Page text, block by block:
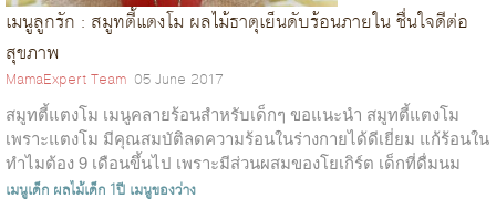
เมนูลูกรัก : สมูทตี้แตงโม ผลไม้ธาตุเย็นดับร้อนภายใน ชื่นใจดีต่อ
สุขภาพ
MamaExpert Team 05 June 2017
สมูทตี้แตงโม เมนูคลายร้อนสำหรับเด็กๆ ขอแนะนำ สมูทตี้แตงโม
เพราะแตงโม มีคุณสมบัติลดความร้อนในร่างกายได้ดีเยี่ยม แก้ร้อนใน
ทำไมต้อง 9 เดือนขึ้นไป เพราะมีส่วนผสมของโยเกิร์ต เด็กที่ดื่มนม
ผสม (นมวัว)...
เมนูเด็ก ผลไม้เด็ก 1ปี เมนูของว่าง